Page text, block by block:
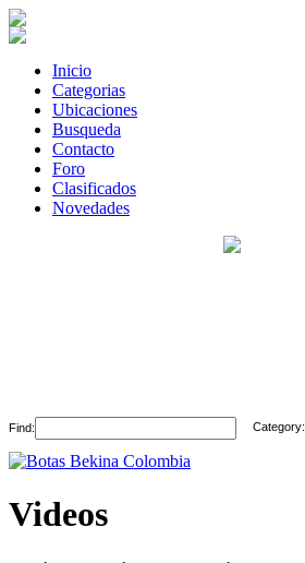
Inicio
Categorias
Ubicaciones
Busqueda
Contacto
Foro
Clasificados
Novedades
Find: Category:
Videos